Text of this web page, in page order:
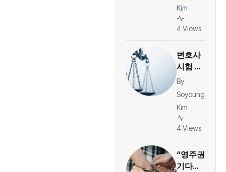
부 환
급…운
건당
36달러
Kim
4 Views
변호사
시험 중
쓰러진
한인 여
성, 호
프스트
라대 상
By
Soyoung
Kim
4 Views
“영주권
기다리